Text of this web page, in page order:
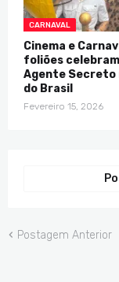
CARNAVAL
Cinema e
foliões celebram
Agente Secreto
do Brasil
Fevereiro 15, 2026
Postagem Anterior